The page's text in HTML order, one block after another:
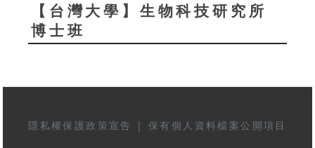
【台灣大學】生物科技研究所
博士班
隱私權保護政策宣告 | 保有個人資料檔案公開項目